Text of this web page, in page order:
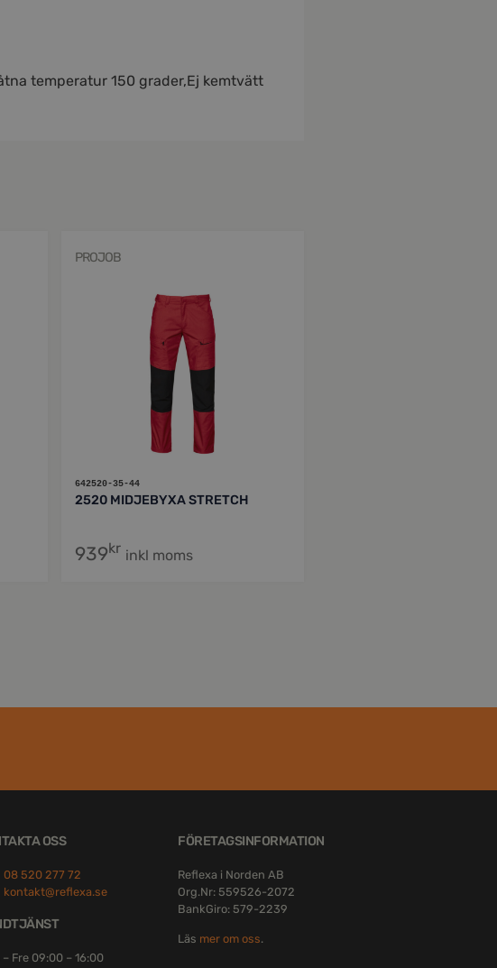
temperatur 150 grader,Ej kemtvätt
PROJOB
642520-35-44
2520 MIDJEBYXA STRETCH
939kr inkl moms
OSS
08 520 277 72
kontakt@reflexa.se
– Fre 09:00 – 16:00
FÖRETAGSINFORMATION
Reflexa i Norden AB
Org.Nr: 559526-2072
BankGiro: 579-2239
Läs mer om oss.